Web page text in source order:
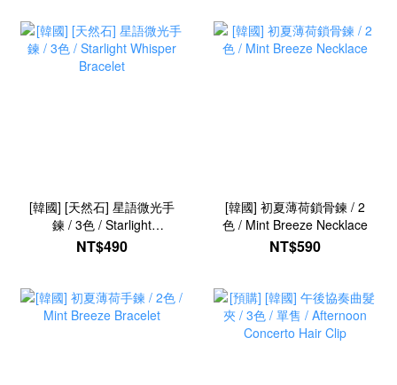
[韓國] [天然石] 星語微光手
鍊 / 3色 / Starlight
Whisper Bracelet
NT$490
[韓國] 初夏薄荷鎖骨鍊 / 2
色 / Mint Breeze Necklace
NT$590